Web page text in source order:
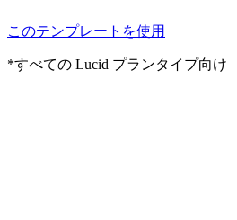
このテンプレートを使用
*すべての Lucid プランタイプ向け